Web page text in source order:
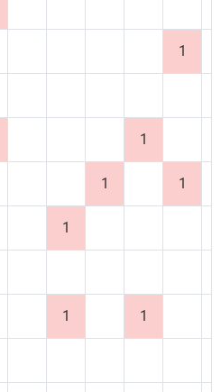
1
1
1 1
1
1 1